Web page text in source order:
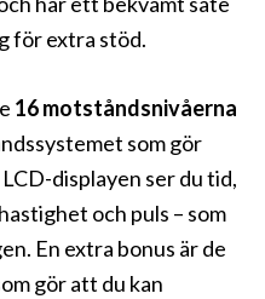
för extra stöd.
16 motståndsnivåerna
som gör
displayen ser du tid,
och puls – som
En extra bonus är de
gör att du kan